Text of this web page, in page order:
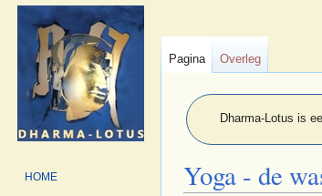
Dharma-Lotus is
Yoga - de
Pagina Overleg
HOME